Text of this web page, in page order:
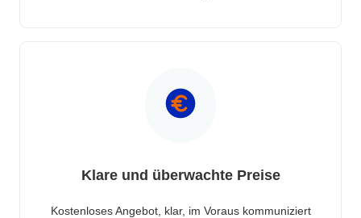
Klare und überwachte Preise
Kostenloses Angebot, klar, im Voraus kommuniziert